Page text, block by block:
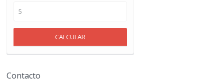
CALCULAR
Contacto